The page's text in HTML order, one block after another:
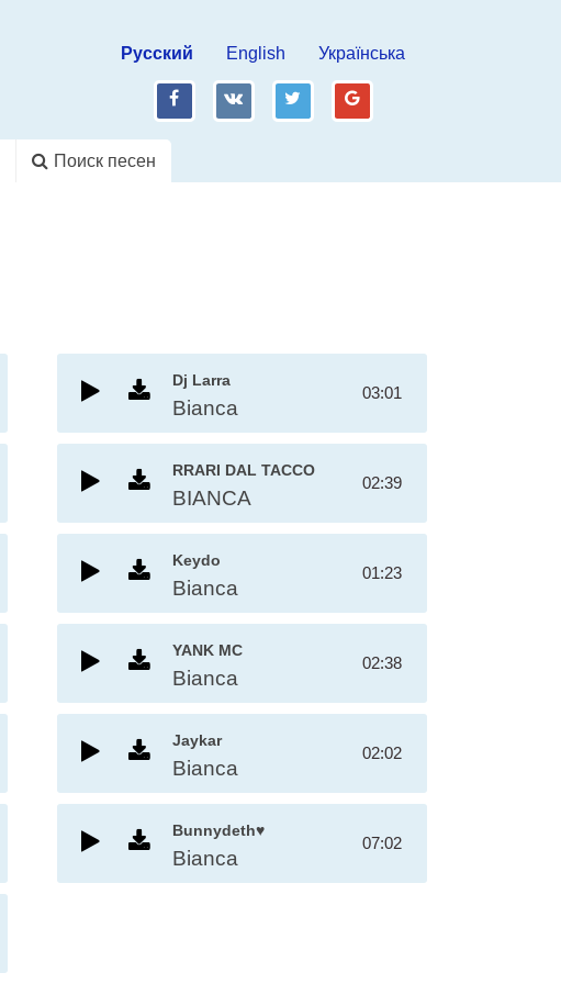
Русский English Українська
fb vk tw gp
Поиск песен
Dj Larra
Bianca
03:01
RRARI DAL TACCO
BIANCA
02:39
Keydo
Bianca
01:23
YANK MC
Bianca
02:38
Jaykar
Bianca
02:02
Bunnydeth♥
Bianca
07:02